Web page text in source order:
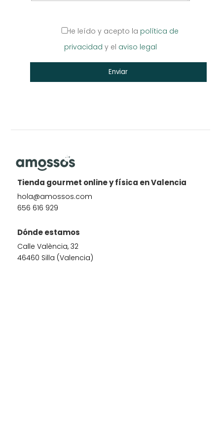
He leído y acepto la política de
privacidad y el aviso legal
Tienda gourmet online y física en Valencia
hola@amossos.com
656 616 929
Dónde estamos
Calle València, 32
46460 Silla (Valencia)